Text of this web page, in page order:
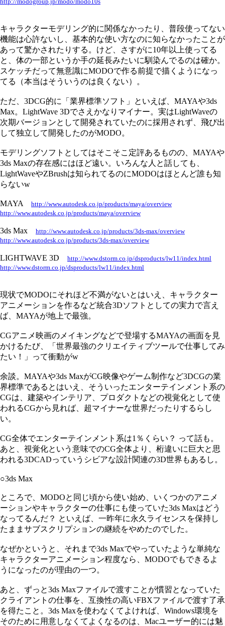
キャラクターモデリング的に関係なかったり、普段使ってない
機能は心許ないし、基本的な使い方なのに知らなかったことが
あって驚かされたりする。けど、さすがに10年以上使ってる
と、体の一部というか手の延長みたいに馴染んでるのは確か。
スケッチだって無意識にMODOで作る前提で描くようになっ
てる（本当はそういうのは良くない）。
ただ、3DCG的に「業界標準ソフト」といえば、MAYAや3ds
Max。LightWave 3Dでさえかなりマイナー。実はLightWaveの
次期バージョンとして開発されていたのに採用されず、飛び出
して独立して開発したのがMODO。
モデリングソフトとしてはそこそこ定評あるものの、MAYAや
3ds Maxの存在感にはほど遠い。いろんな人と話しても、
LightWaveやZBrushは知られてるのにMODOはほとんど誰も知
らないw
MAYA http://www.autodesk.co.jp/products/maya/overview
http://www.autodesk.co.jp/products/maya/overview
3ds Max http://www.autodesk.co.jp/products/3ds-max/overview
http://www.autodesk.co.jp/products/3ds-max/overview
LIGHTWAVE 3D http://www.dstorm.co.jp/dsproducts/lw11/index.html
http://www.dstorm.co.jp/dsproducts/lw11/index.html
現状でMODOにそれほど不満がないとはいえ、キャラクター
アニメーションを作るなど統合3Dソフトとしての実力で言え
ば、MAYAが地上で最強。
CGアニメ映画のメイキングなどで登場するMAYAの画面を見
かけるたび、「世界最強のクリエイティブツールで仕事してみ
たい！」って衝動がw
余談。MAYAや3ds MaxがCG映像やゲーム制作など3DCGの業
界標準であるとはいえ、そういったエンターテインメント系の
CGは、建築やインテリア、プロダクトなどの視覚化として使
われるCGから見れば、超マイナーな世界だったりするらし
い。
CG全体でエンターテインメント系は1％くらい？ って話も。
あと、視覚化という意味でのCG全体より、桁違いに巨大と思
われる3DCADっていうシビアな設計関連の3D世界もあるし。
○3ds Max
ところで、MODOと同じ頃から使い始め、いくつかのアニメ
ーションやキャラクターの仕事にも使っていた3ds Maxはどう
なってるんだ？ といえば、一昨年に永久ライセンスを保持し
たままサブスクリプションの継続をやめたのでした。
なぜかというと、それまで3ds Maxでやっていたような単純な
キャラクターアニメーション程度なら、MODOでもできるよ
うになったのが理由の一つ。
あと、ずっと3ds Maxファイルで渡すことが慣習となっていた
クライアントの仕事を、互換性の高いFBXファイルで渡す了承
を得たこと。3ds Maxを使わなくてよければ、Windows環境を
そのために用意しなくてよくなるのは、Macユーザー的には魅